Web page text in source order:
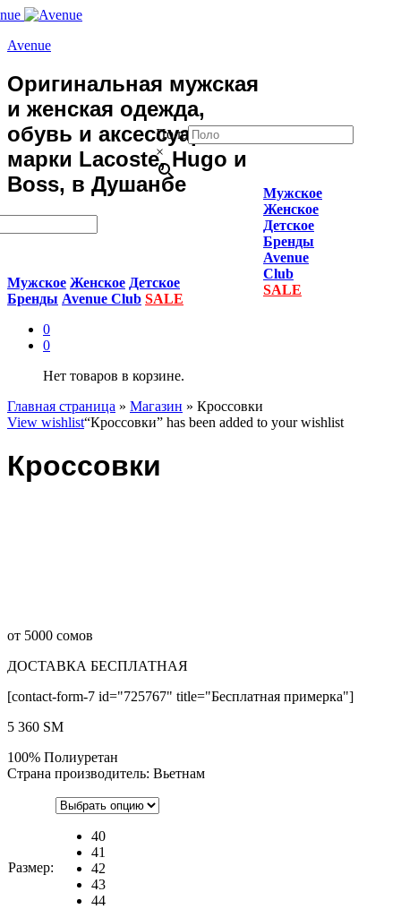
Avenue
Оригинальная мужская
и женская одежда,
обувь и аксессуары
марки Lacoste, Hugo и
Boss, в Душанбе
Мужское Женское Детское
Бренды Avenue Club SALE
0
0
Нет товаров в корзине.
Поло
×
Мужское
Женское
Детское
Бренды
Avenue
Club
SALE
Главная страница » Магазин » Кроссовки
View wishlist“Кроссовки” has been added to your wishlist
Кроссовки
от 5000 сомов
ДОСТАВКА БЕСПЛАТНАЯ
[contact-form-7 id="725767" title="Бесплатная примерка"]
5 360 ЅМ
100% Полиуретан
Страна производитель: Вьетнам
Размер:
40
41
42
43
44